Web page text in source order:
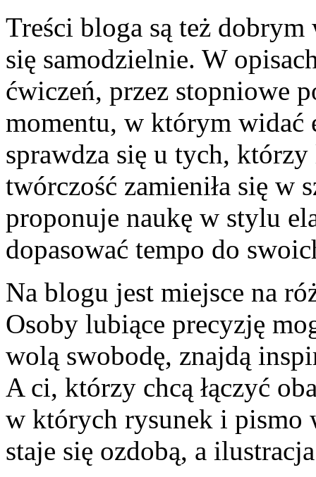
Treści bloga są też
się samodzielnie. W
ćwiczeń, przez stopniowe
momentu, w którym widać
sprawdza się u tych,
twórczość zamieniła się
proponuje naukę w stylu
dopasować tempo do
Na blogu jest miejsce na
Osoby lubiące precyzję
wolą swobodę, znajdą
A ci, którzy chcą łączyć
w których rysunek i pismo
staje się ozdobą, a